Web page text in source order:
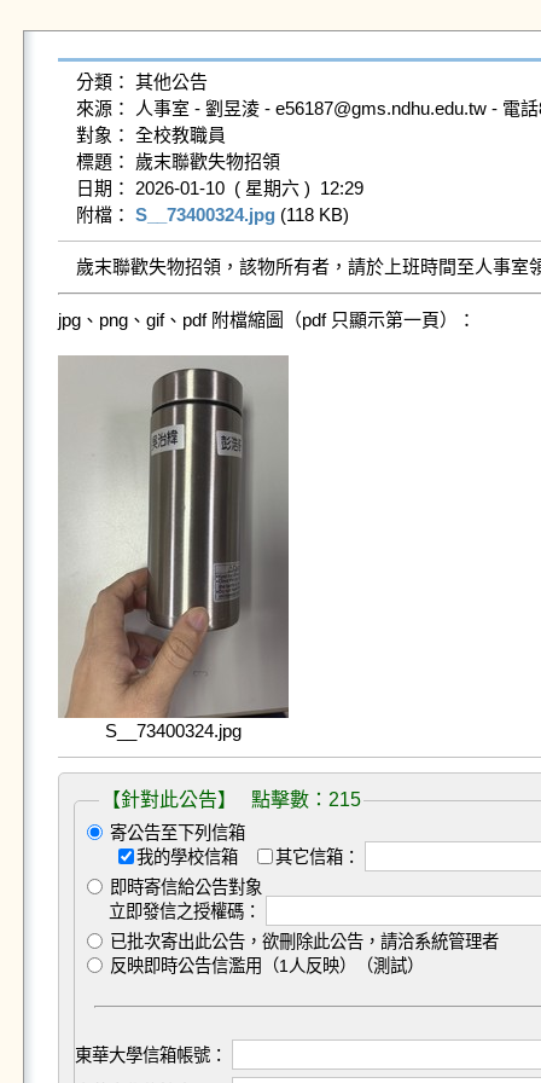
分類： 其他公告
來源： 人事室 - 劉昱淩 - e56187@gms.ndhu.edu.tw - 電
對象： 全校教職員
標題： 歲末聯歡失物招領
日期： 2026-01-10  ( 星期六 )  12:29
附檔： S__73400324.jpg (118 KB)
歲末聯歡失物招領，該物所有者，請於上班時間至人事室
jpg、png、gif、pdf 附檔縮圖（pdf 只顯示第一頁）：
S__73400324.jpg
【針對此公告】 點擊數：215
寄公告至下列信箱
我的學校信箱
其它信箱：
即時寄信給公告對象
立即發信之授權碼：
已批次寄出此公告，欲刪除此公告，請洽系統管理者
反映即時公告信濫用（1人反映）（測試）
東華大學信箱帳號：